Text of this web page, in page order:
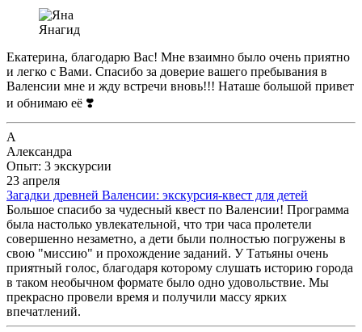
Янагид
Екатерина, благодарю Вас! Мне взаимно было очень приятно
и легко с Вами. Спасибо за доверие вашего пребывания в
Валенсии мне и жду встречи вновь!!! Наташе большой привет
и обнимаю её ❣️
А
Александра
Опыт: 3 экскурсии
23 апреля
Загадки древней Валенсии: экскурсия-квест для детей
Большое спасибо за чудесный квест по Валенсии! Программа
была настолько увлекательной, что три часа пролетели
совершенно незаметно, а дети были полностью погружены в
свою "миссию" и прохождение заданий. У Татьяны очень
приятный голос, благодаря которому слушать историю города
в таком необычном формате было одно удовольствие. Мы
прекрасно провели время и получили массу ярких
впечатлений.